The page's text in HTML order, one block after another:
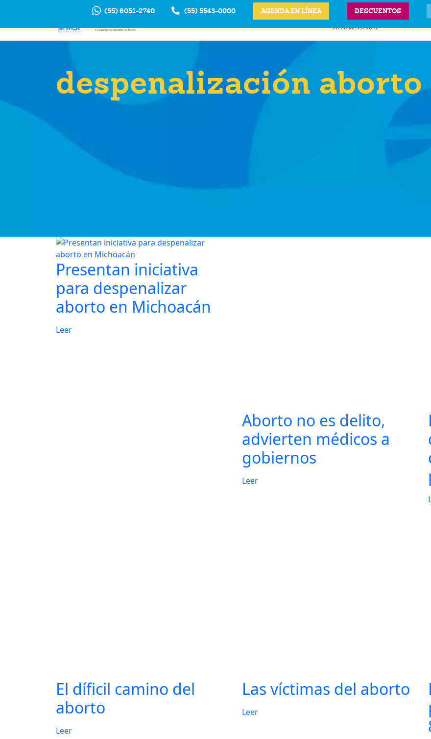
(55) 6051-2740 (55) 5543-0000 AGENDA EN LÍNEA DESCUENTOS
ANTICONCEPTIVOS
ITS
VPH
SALUD MENSTRUAL
PRECIOS Y
despenalización aborto
Presentan iniciativa
para despenalizar
aborto en Michoacán
Leer
Aborto no es delito,
advierten médicos a
gobiernos
Leer
El díficil camino del
aborto
Leer
Las víctimas del aborto
Leer